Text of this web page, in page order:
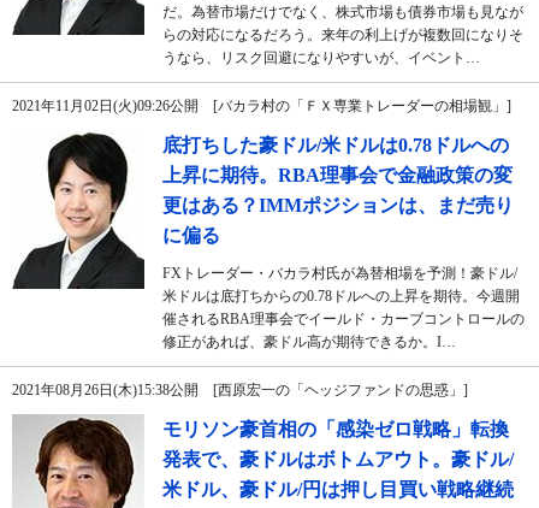
だ。為替市場だけでなく、株式市場も債券市場も見なが
らの対応になるだろう。来年の利上げが複数回になりそ
うなら、リスク回避になりやすいが、イベント…
2021年11月02日(火)09:26公開 [バカラ村の「ＦＸ専業トレーダーの相場観」]
底打ちした豪ドル/米ドルは0.78ドルへの
上昇に期待。RBA理事会で金融政策の変
更はある？IMMポジションは、まだ売り
に偏る
FXトレーダー・バカラ村氏が為替相場を予測！豪ドル/
米ドルは底打ちからの0.78ドルへの上昇を期待。今週開
催されるRBA理事会でイールド・カーブコントロールの
修正があれば、豪ドル高が期待できるか。I…
2021年08月26日(木)15:38公開 [西原宏一の「ヘッジファンドの思惑」]
モリソン豪首相の「感染ゼロ戦略」転換
発表で、豪ドルはボトムアウト。豪ドル/
米ドル、豪ドル/円は押し目買い戦略継続